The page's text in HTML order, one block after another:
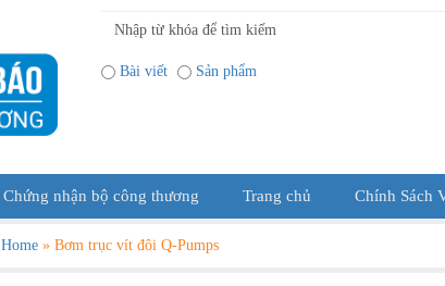
Bài viết Sản phẩm
Chứng nhận bộ công thương Trang chủ Chính Sách
Home» Bơm trục vít đôi Q-Pumps